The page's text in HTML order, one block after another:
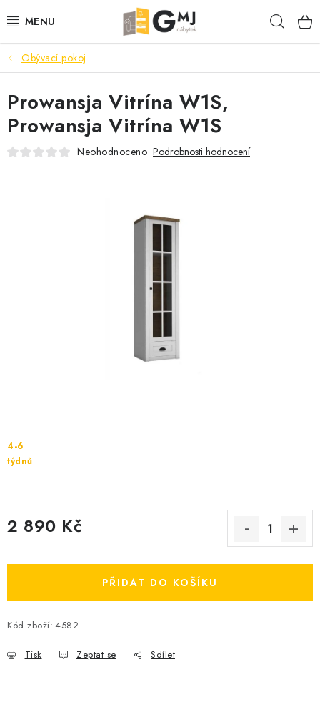
na
SEDACÍ SOUPRAVY
OBÝVACÍ POKOJ
LOŽNICE
Obývací pokoj
4-6
týdnů
2 890 Kč
PŘIDAT DO KOŠÍKU
Kód zboží: 4582
Tisk Zeptat se Sdílet
Prowansja Vitrína W1S,
Prowansja Vitrína W1S
Neohodnoceno Podrobnosti hodnocení